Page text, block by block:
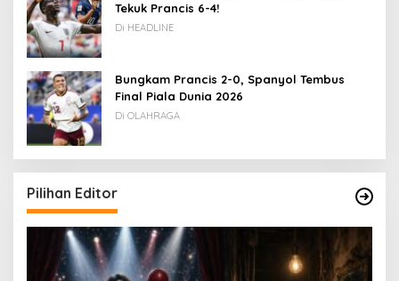
Tekuk Prancis 6-4!
Di HEADLINE
Bungkam Prancis 2-0, Spanyol Tembus
Final Piala Dunia 2026
Di OLAHRAGA
Pilihan Editor